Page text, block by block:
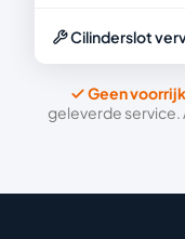
Cilinderslot
Geen
geleverde service.